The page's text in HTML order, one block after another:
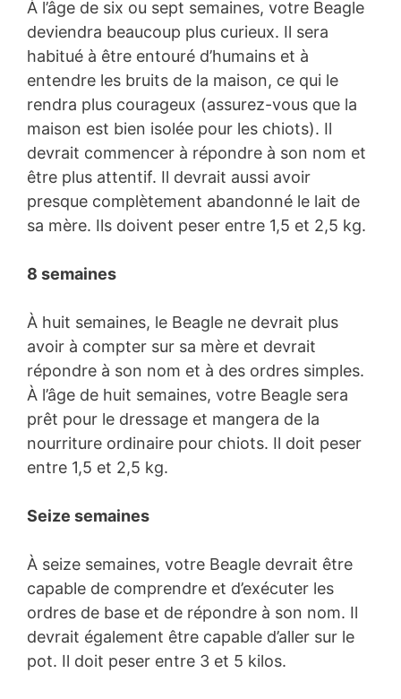
À l’âge de six ou sept semaines, votre Beagle
deviendra beaucoup plus curieux. Il sera
habitué à être entouré d’humains et à
entendre les bruits de la maison, ce qui le
rendra plus courageux (assurez-vous que la
maison est bien isolée pour les chiots). Il
devrait commencer à répondre à son nom et
être plus attentif. Il devrait aussi avoir
presque complètement abandonné le lait de
sa mère. Ils doivent peser entre 1,5 et 2,5 kg.
8 semaines
À huit semaines, le Beagle ne devrait plus
avoir à compter sur sa mère et devrait
répondre à son nom et à des ordres simples.
À l’âge de huit semaines, votre Beagle sera
prêt pour le dressage et mangera de la
nourriture ordinaire pour chiots. Il doit peser
entre 1,5 et 2,5 kg.
Seize semaines
À seize semaines, votre Beagle devrait être
capable de comprendre et d’exécuter les
ordres de base et de répondre à son nom. Il
devrait également être capable d’aller sur le
pot. Il doit peser entre 3 et 5 kilos.